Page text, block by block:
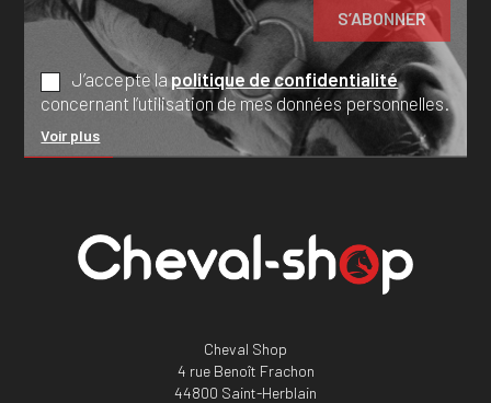
J’accepte lapolitique de confidentialité
concernant l’utilisation de mes données personnelles.
Voir plus
Cheval Shop
4 rue Benoît Frachon
44800 Saint-Herblain